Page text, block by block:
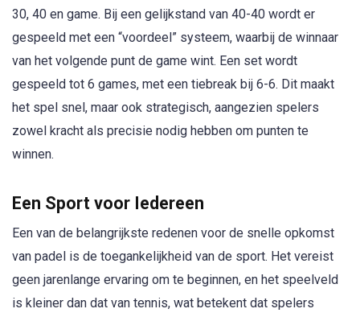
30, 40 en game. Bij een gelijkstand van 40-40 wordt er
gespeeld met een “voordeel” systeem, waarbij de winnaar
van het volgende punt de game wint. Een set wordt
gespeeld tot 6 games, met een tiebreak bij 6-6. Dit maakt
het spel snel, maar ook strategisch, aangezien spelers
zowel kracht als precisie nodig hebben om punten te
winnen.
Een Sport voor Iedereen
Een van de belangrijkste redenen voor de snelle opkomst
van padel is de toegankelijkheid van de sport. Het vereist
geen jarenlange ervaring om te beginnen, en het speelveld
is kleiner dan dat van tennis, wat betekent dat spelers